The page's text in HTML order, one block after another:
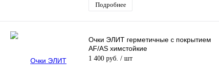
Подробнее
Очки ЭЛИТ герметичные c покрытием
AF/AS химстойкие
1 400 руб. / шт